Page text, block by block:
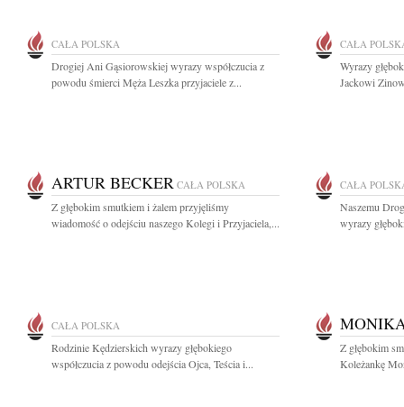
CAŁA POLSKA
Drogiej Ani Gąsiorowskiej wyrazy współczucia z
powodu śmierci Męża Leszka przyjaciele z...
CAŁA
Wyrazy
Jackowi
ARTUR BECKER CAŁA POLSKA
Z głębokim smutkiem i żalem przyjęliśmy
wiadomość o odejściu naszego Kolegi i Przyjaciela,...
CAŁA
Naszemu
wyrazy
CAŁA POLSKA
Rodzinie Kędzierskich wyrazy głębokiego
współczucia z powodu odejścia Ojca, Teścia i...
Z głębokim
Koleżankę